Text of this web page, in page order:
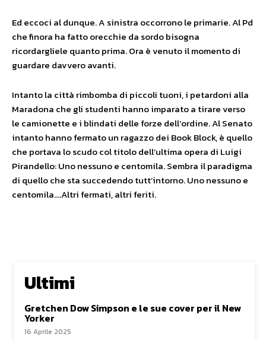
Ed eccoci al dunque. A sinistra occorrono le primarie. Al Pd
che finora ha fatto orecchie da sordo bisogna
ricordargliele quanto prima. Ora è venuto il momento di
guardare davvero avanti.
Intanto la città rimbomba di piccoli tuoni, i petardoni alla
Maradona che gli studenti hanno imparato a tirare verso
le camionette e i blindati delle forze dell’ordine. Al Senato
intanto hanno fermato un ragazzo dei Book Block, è quello
che portava lo scudo col titolo dell’ultima opera di Luigi
Pirandello: Uno nessuno e centomila. Sembra il paradigma
di quello che sta succedendo tutt’intorno. Uno nessuno e
centomila….Altri fermati, altri feriti.
Ultimi
Gretchen Dow Simpson e le sue cover per il New
Yorker
16 Aprile 2025